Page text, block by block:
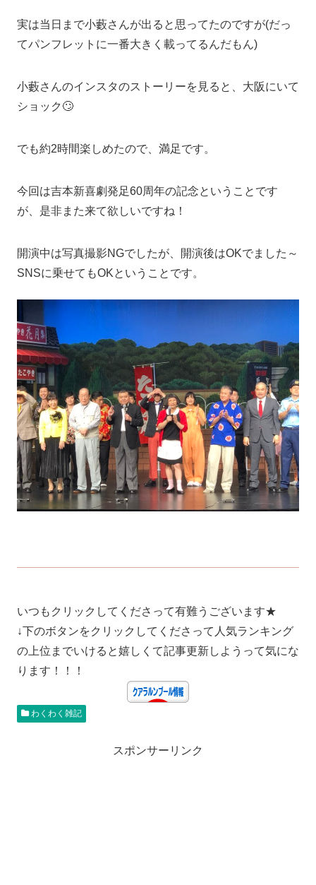
実は当日まで小藪さんが出ると思ってたのですが(だっ
てパンフレットに一番大きく載ってるんだもん)
小藪さんのインスタのストーリーを見ると、大阪にいて
ショック🙄
でも約2時間楽しめたので、満足です。
今回は吉本新喜劇発足60周年の記念ということです
が、是非また来て欲しいですね！
開演中は写真撮影NGでしたが、開演後はOKでました～
SNSに乗せてもOKということです。
いつもクリックしてくださって有難うございます★
↓下のボタンをクリックしてくださって人気ランキング
の上位までいけると嬉しくて記事更新しようって気にな
ります！！！
わくわく雑記
スポンサーリンク